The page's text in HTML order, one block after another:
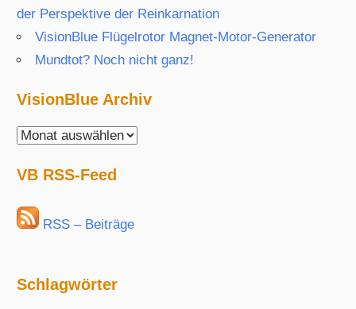
der Perspektive der Reinkarnation
VisionBlue Flügelrotor Magnet-Motor-Generator
Mundtot? Noch nicht ganz!
VisionBlue Archiv
VisionBlue
VB RSS-Feed
RSS – Beiträge
Schlagwörter